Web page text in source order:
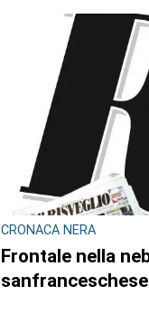
CRONACA NERA
Frontale nella
sanfranceschese